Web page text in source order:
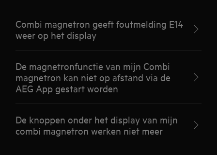
Combi magnetron geeft foutmelding E14
weer op het display
De magnetronfunctie van mijn Combi
magnetron kan niet op afstand via de
AEG App gestart worden
De knoppen onder het display van mijn
combi magnetron werken niet meer